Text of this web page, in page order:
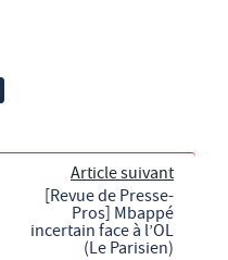
Article suivant
[Revue de Presse-
Pros] Mbappé
incertain face à l’OL
(Le Parisien)